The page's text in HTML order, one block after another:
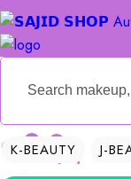
0 0
K-BEAUTY J-